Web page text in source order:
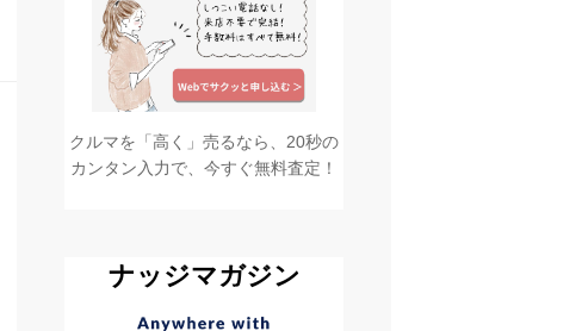
クルマを「高く」売るなら、20秒の
カンタン入力で、今すぐ無料査定！
ナッジマガジン